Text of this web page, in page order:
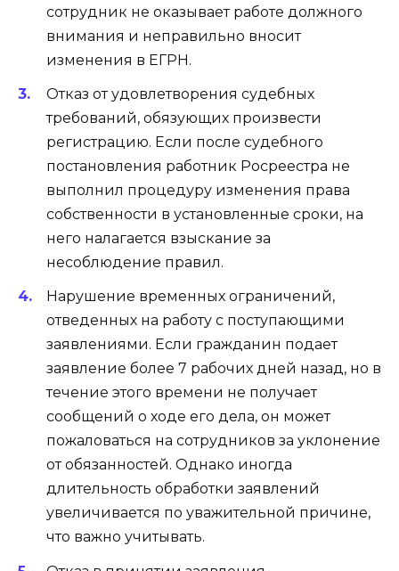
сотрудник не оказывает работе должного
внимания и неправильно вносит
изменения в ЕГРН.
Отказ от удовлетворения судебных
требований, обязующих произвести
регистрацию. Если после судебного
постановления работник Росреестра не
выполнил процедуру изменения права
собственности в установленные сроки, на
него налагается взыскание за
несоблюдение правил.
Нарушение временных ограничений,
отведенных на работу с поступающими
заявлениями. Если гражданин подает
заявление более 7 рабочих дней назад, но в
течение этого времени не получает
сообщений о ходе его дела, он может
пожаловаться на сотрудников за уклонение
от обязанностей. Однако иногда
длительность обработки заявлений
увеличивается по уважительной причине,
что важно учитывать.